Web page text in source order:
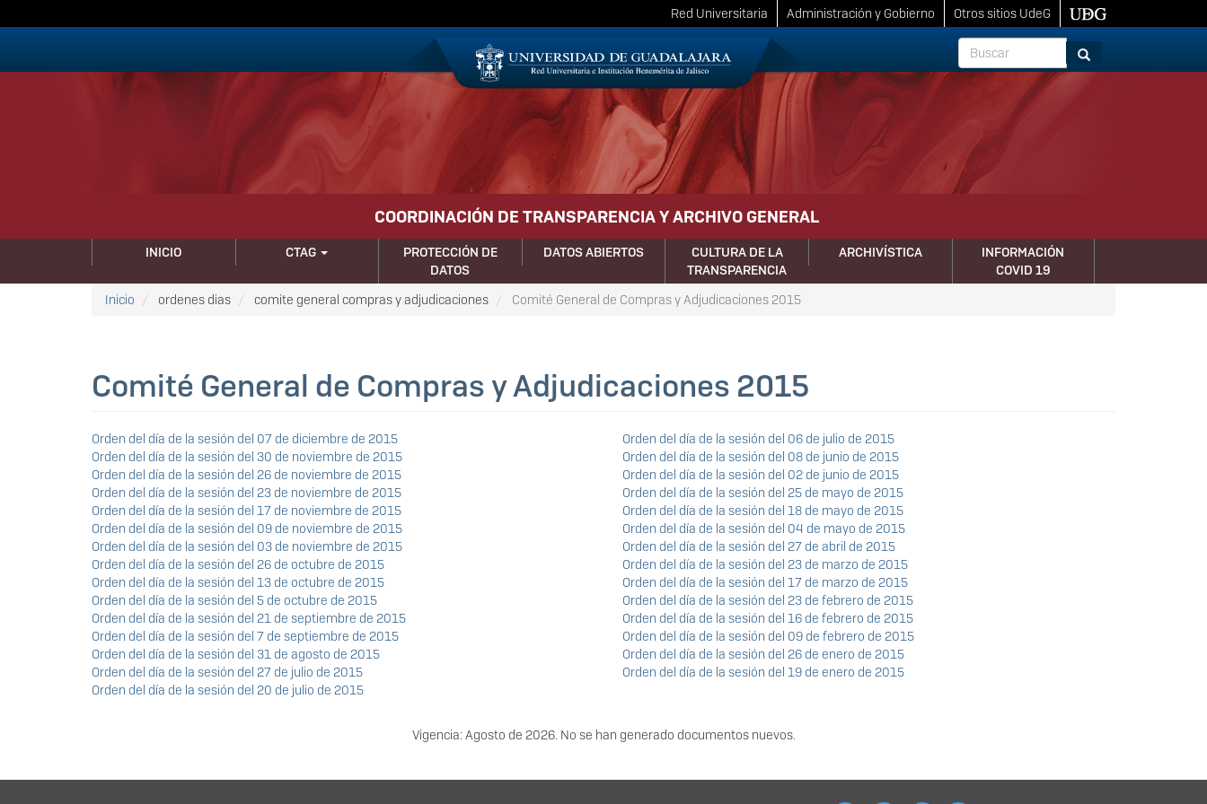
al
Red Universitaria Administración y Gobierno
Otros sitios UdeG
Buscar
Buscar
COORDINACIÓN DE TRANSPARENCIA Y ARCHIVO GENERAL
NAVEGACIÓN
PRINCIPAL
INICIO CTAG
PROTECCIÓN DE
DATOS
DATOS ABIERTOS
CULTURA DE LA
TRANSPARENCIA
ARCHIVÍSTICA
INFORMACIÓN
COVID 19
Inicio
ordenes dias comite general compras y adjudicaciones Comité General de Compras y Adjudicaciones 2015
Comité General de Compras y Adjudicaciones 2015
Orden del día de la sesión del 07 de diciembre de 2015
Orden del día de la sesión del 30 de noviembre de 2015
Orden del día de la sesión del 26 de noviembre de 2015
Orden del día de la sesión del 23 de noviembre de 2015
Orden del día de la sesión del 17 de noviembre de 2015
Orden del día de la sesión del 09 de noviembre de 2015
Orden del día de la sesión del 03 de noviembre de 2015
Orden del día de la sesión del 26 de octubre de 2015
Orden del día de la sesión del 13 de octubre de 2015
Orden del día de la sesión del 5 de octubre de 2015
Orden del día de la sesión del 21 de septiembre de 2015
Orden del día de la sesión del 7 de septiembre de 2015
Orden del día de la sesión del 31 de agosto de 2015
Orden del día de la sesión del 27 de julio de 2015
Orden del día de la sesión del 20 de julio de 2015
Orden del día de la sesión del 06 de julio de 2015
Orden del día de la sesión del 08 de junio de 2015
Orden del día de la sesión del 02 de junio de 2015
Orden del día de la sesión del 25 de mayo de 2015
Orden del día de la sesión del 18 de mayo de 2015
Orden del día de la sesión del 04 de mayo de 2015
Orden del día de la sesión del 27 de abril de 2015
Orden del día de la sesión del 23 de marzo de 2015
Orden del día de la sesión del 17 de marzo de 2015
Orden del día de la sesión del 23 de febrero de 2015
Orden del día de la sesión del 16 de febrero de 2015
Orden del día de la sesión del 09 de febrero de 2015
Orden del día de la sesión del 26 de enero de 2015
Orden del día de la sesión del 19 de enero de 2015
Vigencia: Agosto de 2026. No se han generado documentos nuevos.